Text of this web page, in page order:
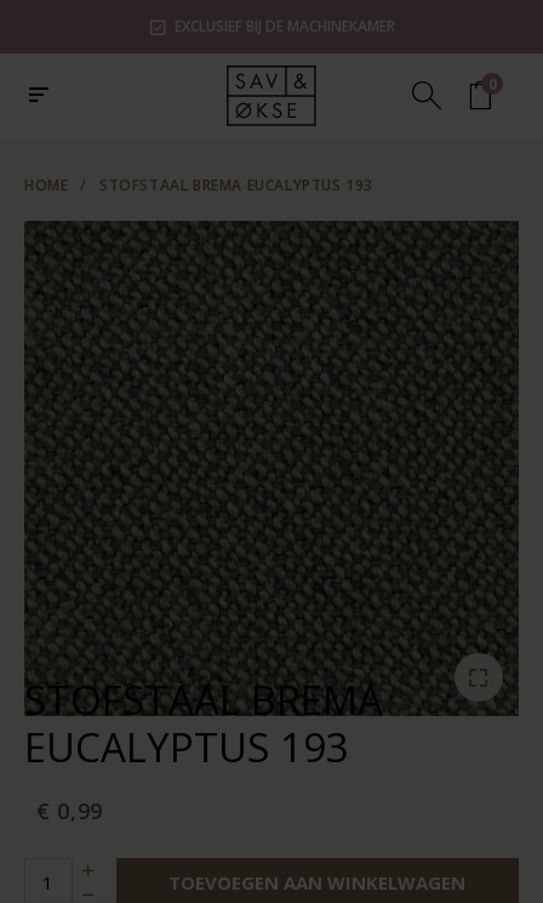
EXCLUSIEF BIJ DE MACHINEKAMER
0
HOME / STOFSTAAL BREMA EUCALYPTUS 193
STOFSTAAL BREMA
EUCALYPTUS 193
€ 0,99
TOEVOEGEN AAN WINKELWAGEN